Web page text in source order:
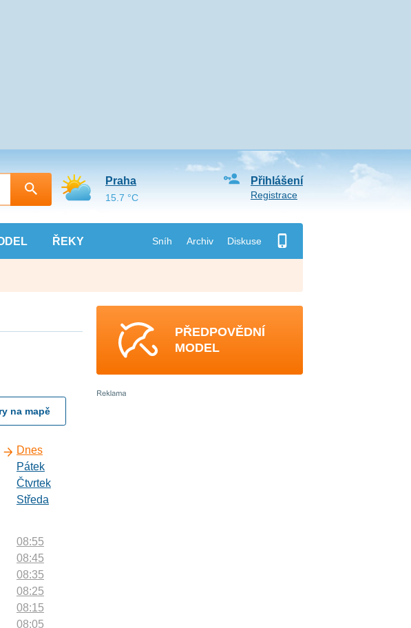
ŘEKY Sníh Archiv Diskuse
Přihlášení
Registrace
Praha
15.7 °C
na mapě
Dnes
Pátek
Čtvrtek
Středa
08:55
08:45
08:35
08:25
08:15
08:05
PŘEDPOVĚDNÍ
MODEL